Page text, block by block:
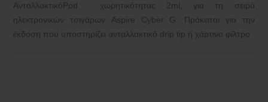
ΑνταλλακτικόPod χωρητικότητας 2ml, για τη σειρά
ηλεκτρονικών τσιγάρων Aspire Cyber G
. Πρόκειται για την
έκδοση που υποστηρίζει ανταλλακτικό drip tip ή χάρτινο φίλτρο